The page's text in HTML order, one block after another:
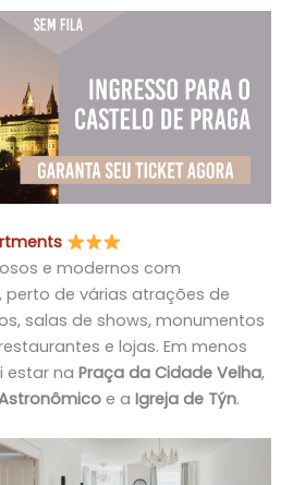
e modernos com
perto de várias atrações de
salas de shows, monumentos
e lojas. Em menos
estar na Praça da Cidade Velha,
e a Igreja de Týn.